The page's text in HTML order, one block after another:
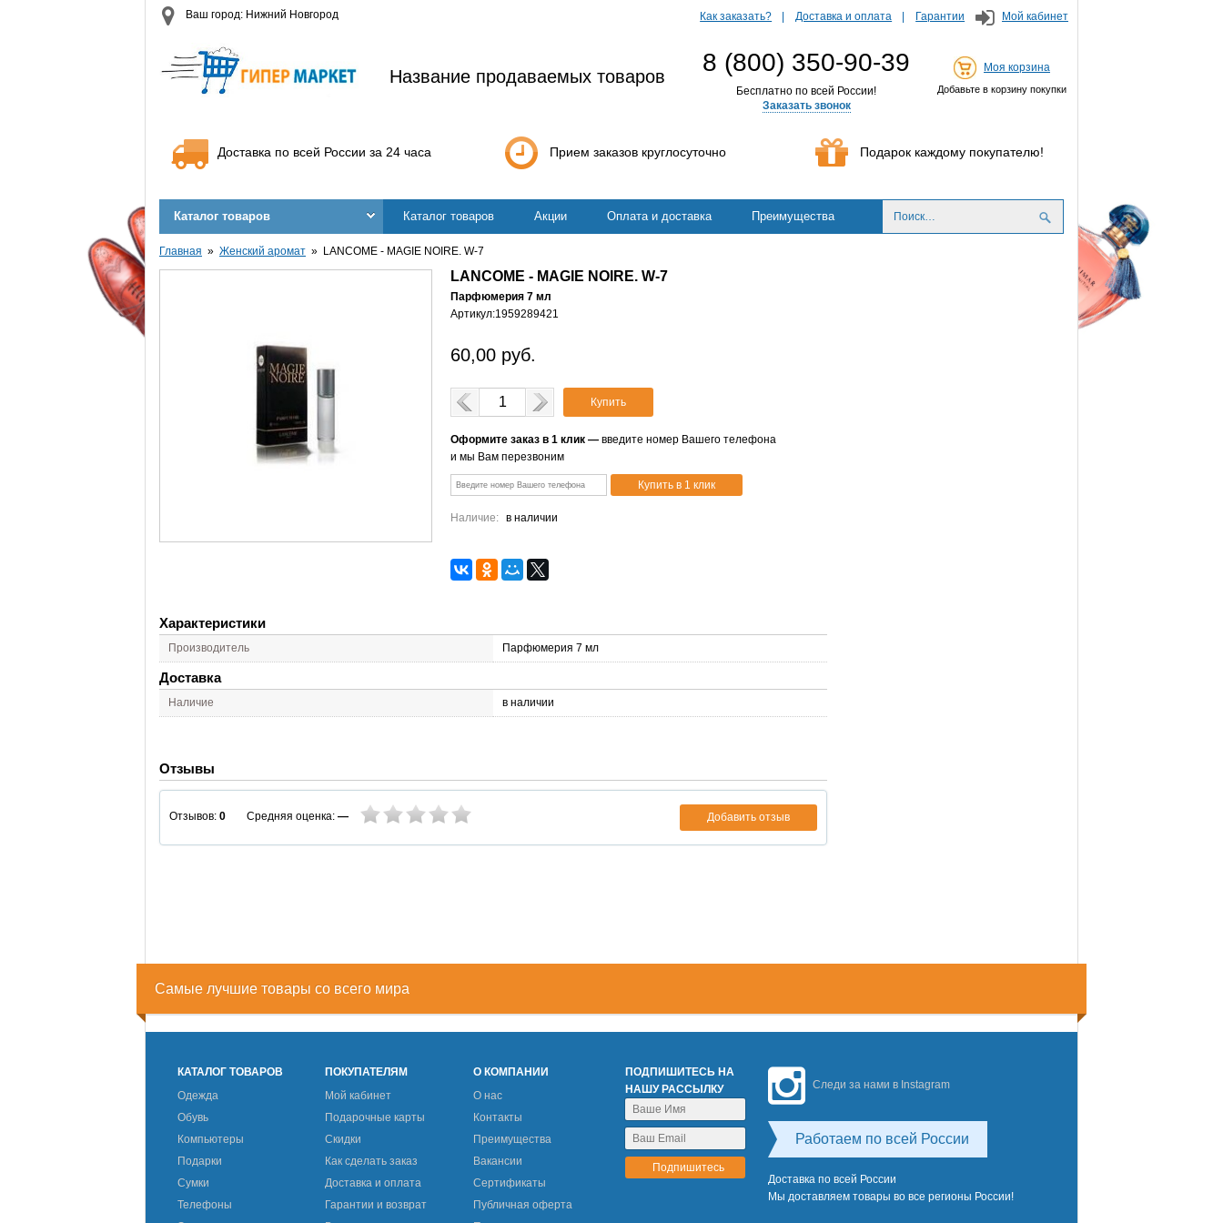
Ваш город: Нижний Новгород Как заказать? Доставка и оплата Гарантии Мой кабинет
Название продаваемых товаров 8 (800) 350-90-39
Бесплатно по всей России!
Заказать звонок
Моя корзина
Добавьте в корзину покупки
Доставка по всей России за 24 часа Прием заказов круглосуточно Подарок каждому покупателю!
Каталог товаров Каталог товаров Акции Оплата и доставка Преимущества
Главная Женский аромат LANCOME - MAGIE NOIRE. W-7
LANCOME - MAGIE NOIRE. W-7
Парфюмерия 7 мл
Артикул:1959289421
60,00 руб.
Купить
Оформите заказ в 1 клик — введите номер Вашего телефона
и мы Вам перезвоним
Наличие: в наличии
Характеристики
Производитель Парфюмерия 7 мл
Доставка
Наличие в наличии
Отзывы
Отзывов: 0 Средняя оценка: — Добавить отзыв
Самые лучшие товары со всего мира
КАТАЛОГ ТОВАРОВ
Одежда
Обувь
Компьютеры
Подарки
Сумки
Телефоны
ПОКУПАТЕЛЯМ
Мой кабинет
Подарочные карты
Скидки
Как сделать заказ
Доставка и оплата
Гарантии и возврат
О КОМПАНИИ
О нас
Контакты
Преимущества
Вакансии
Сертификаты
Публичная оферта
ПОДПИШИТЕСЬ НА
НАШУ РАССЫЛКУ
Следи за нами в Instagram
Работаем по всей России
Доставка по всей России
Мы доставляем товары во все регионы России!